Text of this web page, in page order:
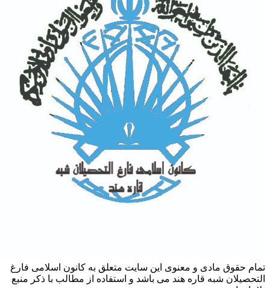
تمام حقوق مادی و معنوی این سایت متعلق به کانون اسلامی فارغ
التحصیلان شبه قاره هند می باشد و استفاده از مطالب با ذکر منبع